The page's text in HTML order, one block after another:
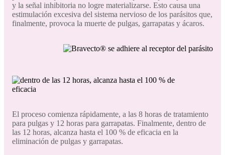
y la señal inhibitoria no logre materializarse. Esto causa una
estimulación excesiva del sistema nervioso de los parásitos que,
finalmente, provoca la muerte de pulgas, garrapatas y ácaros.
El proceso comienza rápidamente, a las 8 horas de tratamiento
para pulgas y 12 horas para garrapatas. Finalmente, dentro de
las 12 horas, alcanza hasta el 100 % de eficacia en la
eliminación de pulgas y garrapatas.